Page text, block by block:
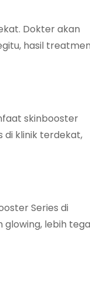
Dokter akan
hasil
skinbooster
di klinik terdekat,
Series di
lebih